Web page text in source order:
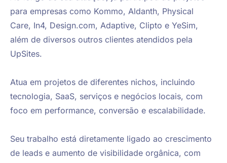
para empresas como Kommo, Aldanth, Physical
Care, In4, Design.com, Adaptive, Clipto e YeSim,
além de diversos outros clientes atendidos pela
UpSites.
Atua em projetos de diferentes nichos, incluindo
tecnologia, SaaS, serviços e negócios locais, com
foco em performance, conversão e escalabilidade.
Seu trabalho está diretamente ligado ao crescimento
de leads e aumento de visibilidade orgânica, com